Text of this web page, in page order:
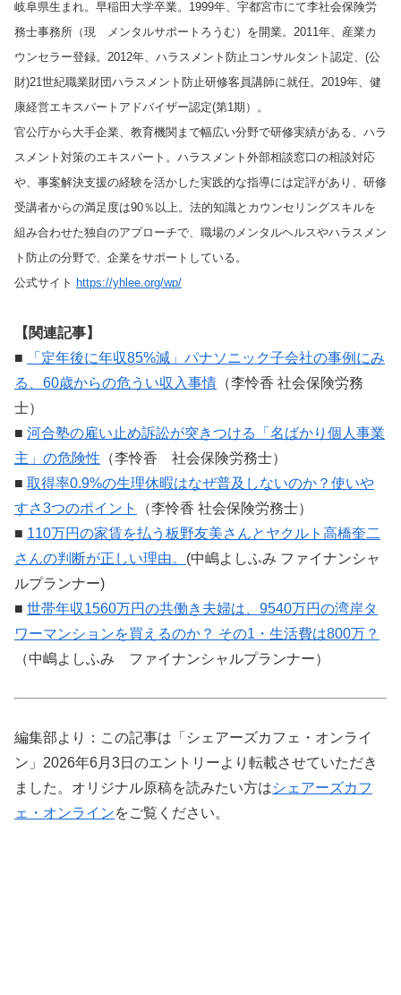
岐阜県生まれ。早稲田大学卒業。1999年、宇都宮市にて李社会保険労
務士事務所（現 メンタルサポートろうむ）を開業。2011年、産業カ
ウンセラー登録。2012年、ハラスメント防止コンサルタント認定、(公
財)21世紀職業財団ハラスメント防止研修客員講師に就任。2019年、健
康経営エキスパートアドバイザー認定(第1期）。
官公庁から大手企業、教育機関まで幅広い分野で研修実績がある、ハラ
スメント対策のエキスパート。ハラスメント外部相談窓口の相談対応
や、事案解決支援の経験を活かした実践的な指導には定評があり、研修
受講者からの満足度は90％以上。法的知識とカウンセリングスキルを
組み合わせた独自のアプローチで、職場のメンタルヘルスやハラスメン
ト防止の分野で、企業をサポートしている。
公式サイト https://yhlee.org/wp/
【関連記事】
■
「定年後に年収85%減」パナソニック子会社の事例にみ
る、60歳からの危うい収入事情 （李怜香 社会保険労務
士）
■ 河合塾の雇い止め訴訟が突きつける「名ばかり個人事業
主」の危険性 （李怜香 社会保険労務士）
■ 取得率0.9%の生理休暇はなぜ普及しないのか？使いや
すさ3つのポイント
（李怜香 社会保険労務士）
■ 110万円の家賃を払う板野友美さんとヤクルト高橋奎二
さんの判断が正しい理由。 (中嶋よしふみ ファイナンシャ
ルプランナー)
■ 世帯年収1560万円の共働き夫婦は、9540万円の湾岸タ
ワーマンションを買えるのか？ その1・生活費は800万？
（中嶋よしふみ ファイナンシャルプランナー）
編集部より：この記事は「シェアーズカフェ・オンライ
ン」2026年6月3日のエントリーより転載させていただき
ました。オリジナル原稿を読みたい方はシェアーズカフ
ェ・オンラインをご覧ください。